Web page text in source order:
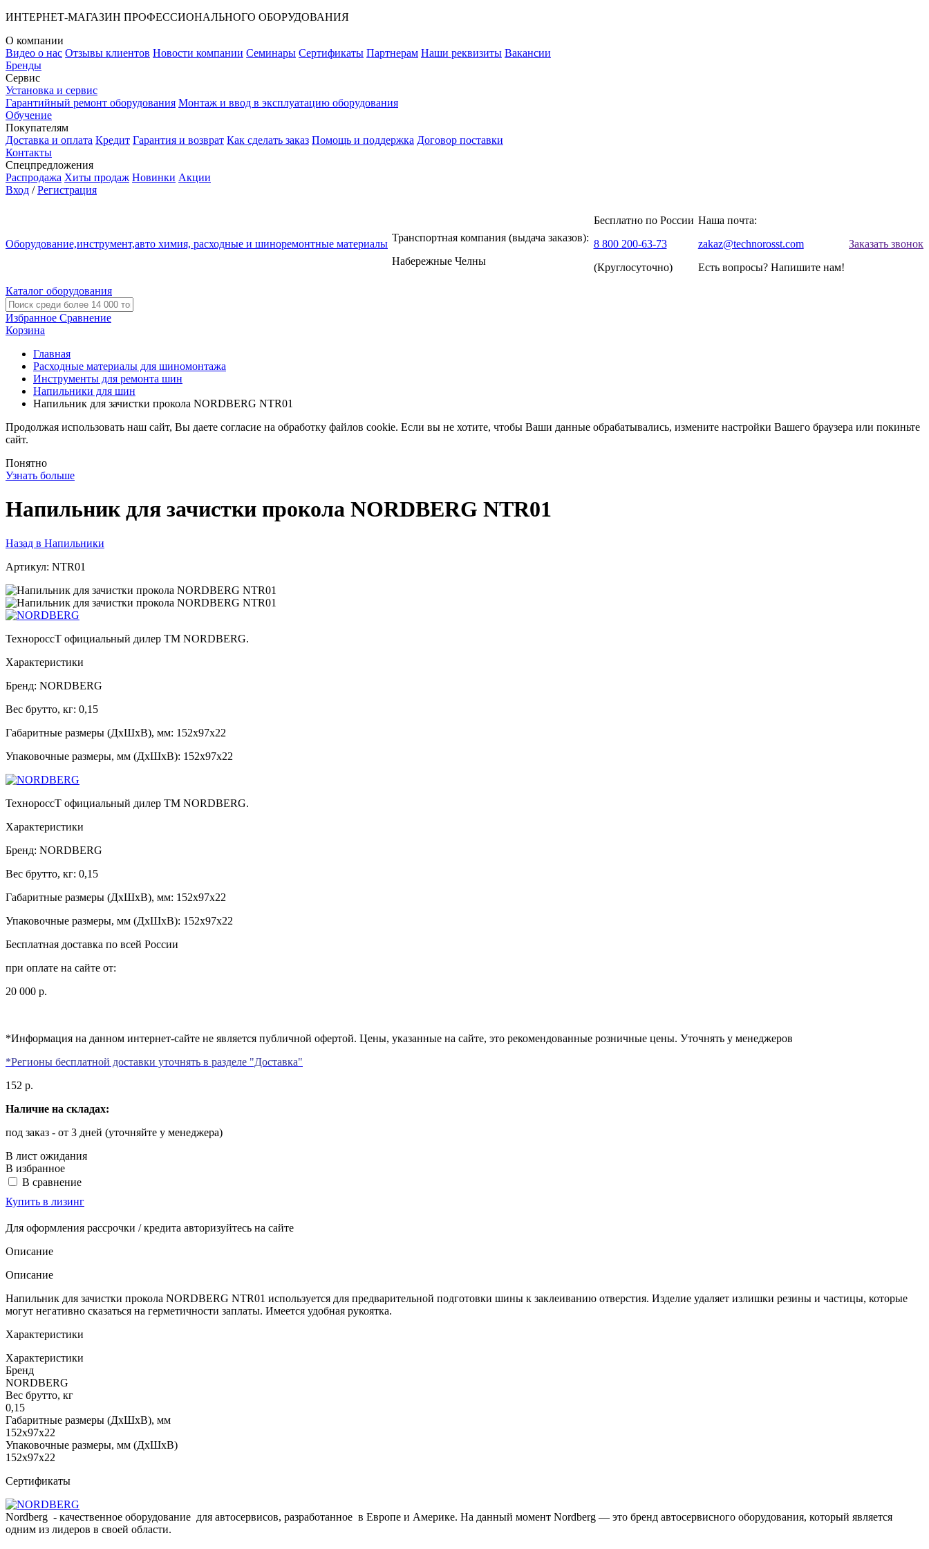
ИНТЕРНЕТ-МАГАЗИН ПРОФЕССИОНАЛЬНОГО ОБОРУДОВАНИЯ
О компании
Видео о нас Отзывы клиентов Новости компании Семинары Сертификаты Партнерам Наши реквизиты Вакансии
Бренды
Сервис
Установка и сервис
Гарантийный ремонт оборудования Монтаж и ввод в эксплуатацию оборудования
Обучение
Покупателям
Доставка и оплата Кредит Гарантия и возврат Как сделать заказ Помощь и поддержка Договор поставки
Контакты
Спецпредложения
Распродажа Хиты продаж Новинки Акции
Вход /Регистрация
Оборудование,инструмент,авто химия, расходные и шиноремонтные материалы
Транспортная компания (выдача заказов):
Набережные Челны
Бесплатно по России
8 800 200-63-73
(Круглосуточно)
Наша почта:
zakaz@technorosst.com
Есть вопросы? Напишите нам!
Заказать звонок
Каталог оборудования
Избранное Сравнение
Корзина
Главная
Расходные материалы для шиномонтажа
Инструменты для ремонта шин
Напильники для шин
Напильник для зачистки прокола NORDBERG NTR01
Продолжая использовать наш сайт, Вы даете согласие на обработку файлов cookie. Если вы не хотите, чтобы Ваши данные обрабатывались, измените настройки Вашего браузера или покиньте
сайт.
Понятно
Узнать больше
Напильник для зачистки прокола NORDBERG NTR01
Назад в Напильники
Артикул: NTR01
ТехнороссТ официальный дилер TM NORDBERG.
Характеристики
Бренд: NORDBERG
Вес брутто, кг: 0,15
Габаритные размеры (ДxШxВ), мм: 152x97x22
Упаковочные размеры, мм (ДхШхВ): 152x97x22
ТехнороссТ официальный дилер TM NORDBERG.
Характеристики
Бренд: NORDBERG
Вес брутто, кг: 0,15
Габаритные размеры (ДxШxВ), мм: 152x97x22
Упаковочные размеры, мм (ДхШхВ): 152x97x22
Бесплатная доставка по всей России
при оплате на сайте от:
20 000 р.
*Информация на данном интернет-сайте не является публичной офертой. Цены, указанные на сайте, это рекомендованные розничные цены. Уточнять у менеджеров
*Регионы бесплатной доставки уточнять в разделе "Доставка"
152 р.
Наличие на складах:
под заказ - от 3 дней (уточняйте у менеджера)
В лист ожидания
В избранное
В сравнение
Купить в лизинг
Для оформления рассрочки / кредита авторизуйтесь на сайте
Описание
Описание
Напильник для зачистки прокола NORDBERG NTR01 используется для предварительной подготовки шины к заклеиванию отверстия. Изделие удаляет излишки резины и частицы, которые
могут негативно сказаться на герметичности заплаты. Имеется удобная рукоятка.
Характеристики
Характеристики
Бренд
NORDBERG
Вес брутто, кг
0,15
Габаритные размеры (ДxШxВ), мм
152x97x22
Упаковочные размеры, мм (ДхШхВ)
152x97x22
Сертификаты
Nordberg - качественное оборудование для автосервисов, разработанное в Европе и Америке. На данный момент Nordberg — это бренд автосервисного оборудования, который является
одним из лидеров в своей области.